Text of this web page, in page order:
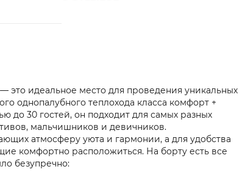
это идеальное место для проведения уникальных
однопалубного теплохода класса комфорт +
до 30 гостей, он подходит для самых разных
мальчишников и девичников.
атмосферу уюта и гармонии, а для удобства
комфортно расположиться. На борту есть все
безупречно: